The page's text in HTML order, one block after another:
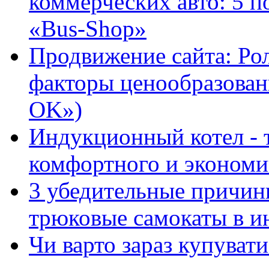
«Bus-Shop»
Продвижение сайта:
факторы
OK»)
Индукционный котел -
комфортного и
3 убедительные
трюковые самокаты в
Чи варто зараз